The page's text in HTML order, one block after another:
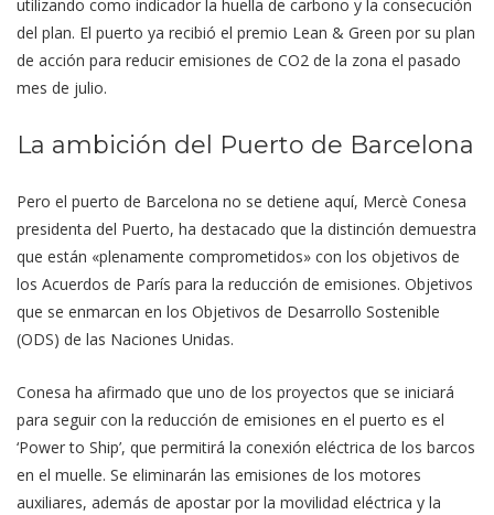
utilizando como indicador la huella de carbono y la consecución
del plan. El puerto ya recibió el premio Lean & Green por su plan
de acción para reducir emisiones de CO2 de la zona el pasado
mes de julio.
La ambición del Puerto de Barcelona
Pero el puerto de Barcelona no se detiene aquí, Mercè Conesa
presidenta del Puerto, ha destacado que la distinción demuestra
que están «plenamente comprometidos» con los objetivos de
los Acuerdos de París para la reducción de emisiones. Objetivos
que se enmarcan en los Objetivos de Desarrollo Sostenible
(ODS) de las Naciones Unidas.
Conesa ha afirmado que uno de los proyectos que se iniciará
para seguir con la reducción de emisiones en el puerto es el
‘Power to Ship’, que permitirá la conexión eléctrica de los barcos
en el muelle. Se eliminarán las emisiones de los motores
auxiliares, además de apostar por la movilidad eléctrica y la